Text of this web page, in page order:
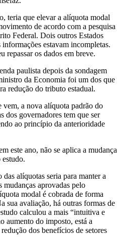
teria que elevar a alíquota modal
de acordo com a pesquisa
Federal. Dois outros Estados
informações estavam incompletas.
repassar os dados em breve.
paulista depois da sondagem
da Economia foi um dos que
redução do tributo estadual.
vem, a nova alíquota padrão do
dos governadores tem que ser
ao princípio da anterioridade
este ano, não se aplica a mudança
alíquotas seria para manter a
mudanças aprovadas pelo
modal é cobrada de forma
sua avaliação, há outras formas de
calculou a mais “intuitiva e
aumento do imposto, está a
dos benefícios de setores